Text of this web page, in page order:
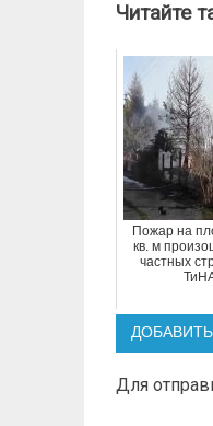
Читайте
Пожар на
кв. м
частных
Для